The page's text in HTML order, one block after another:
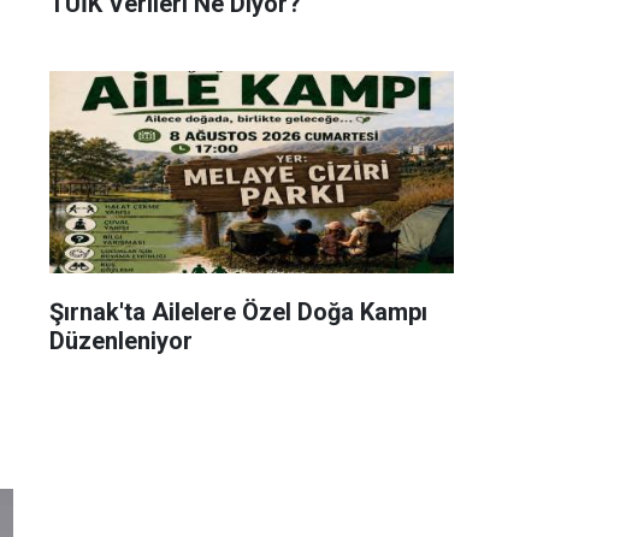
Şırnak'ta Ailelere Özel Doğa Kampı
Düzenleniyor